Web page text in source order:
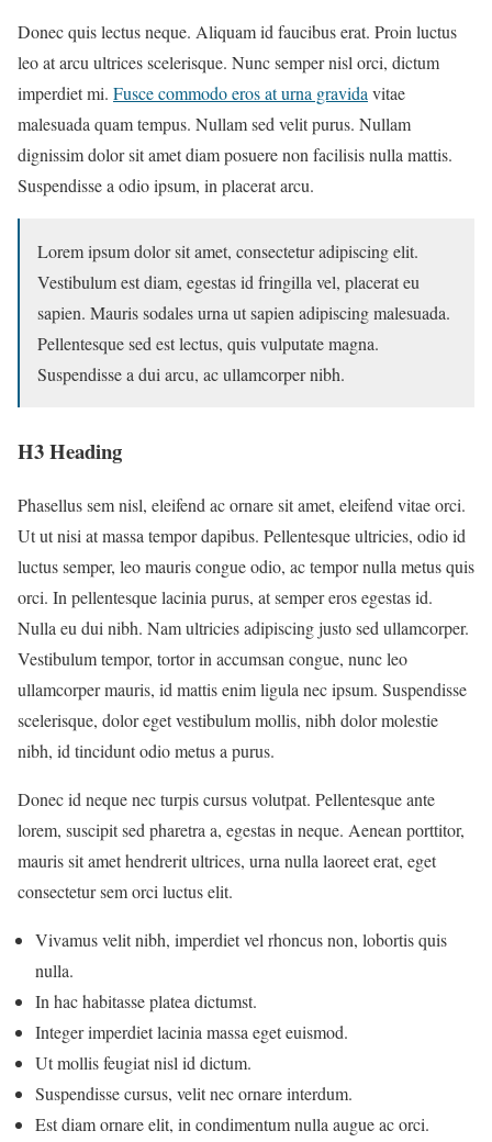
Donec quis lectus neque. Aliquam id faucibus erat. Proin luctus
leo at arcu ultrices scelerisque. Nunc semper nisl orci, dictum
imperdiet mi. Fusce commodo eros at urna gravida vitae
malesuada quam tempus. Nullam sed velit purus. Nullam
dignissim dolor sit amet diam posuere non facilisis nulla mattis.
Suspendisse a odio ipsum, in placerat arcu.
Lorem ipsum dolor sit amet, consectetur adipiscing elit.
Vestibulum est diam, egestas id fringilla vel, placerat eu
sapien. Mauris sodales urna ut sapien adipiscing malesuada.
Pellentesque sed est lectus, quis vulputate magna.
Suspendisse a dui arcu, ac ullamcorper nibh.
H3 Heading
Phasellus sem nisl, eleifend ac ornare sit amet, eleifend vitae orci.
Ut ut nisi at massa tempor dapibus. Pellentesque ultricies, odio id
luctus semper, leo mauris congue odio, ac tempor nulla metus quis
orci. In pellentesque lacinia purus, at semper eros egestas id.
Nulla eu dui nibh. Nam ultricies adipiscing justo sed ullamcorper.
Vestibulum tempor, tortor in accumsan congue, nunc leo
ullamcorper mauris, id mattis enim ligula nec ipsum. Suspendisse
scelerisque, dolor eget vestibulum mollis, nibh dolor molestie
nibh, id tincidunt odio metus a purus.
Donec id neque nec turpis cursus volutpat. Pellentesque ante
lorem, suscipit sed pharetra a, egestas in neque. Aenean porttitor,
mauris sit amet hendrerit ultrices, urna nulla laoreet erat, eget
consectetur sem orci luctus elit.
Vivamus velit nibh, imperdiet vel rhoncus non, lobortis quis
nulla.
In hac habitasse platea dictumst.
Integer imperdiet lacinia massa eget euismod.
Ut mollis feugiat nisl id dictum.
Suspendisse cursus, velit nec ornare interdum.
Est diam ornare elit, in condimentum nulla augue ac orci.